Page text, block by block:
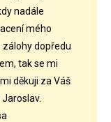
nadále
mého
dopředu
tak se mi
děkuji za Váš